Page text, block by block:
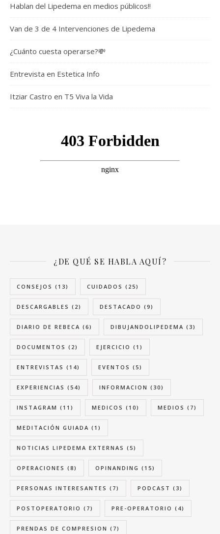
Hablan del Lipedema en medios públicos!!
Van de 3 de 4 Intervenciones de Lipedema
¿Cuánto cuesta operarse?💸
Entrevista en Estetica Info
Itziar Castro en T5 Viva la Vida
¿DE QUÉ SE HABLA AQUÍ?
CONSEJOS (13) CUIDADOS (25)
DESCARGABLES (2) DESTACADO (9)
DIARIO DE REBECA (6) DIBUJANDOLIPEDEMA (3)
DOCUMENTOS (2) EJERCICIO (1)
ENTREVISTAS (14) EVENTOS (5)
EXPERIENCIAS (54) INFORMACION (30)
INSTAGRAM (11) MEDICOS (10) MEDIOS (7)
MEDITACIÓN GUIADA (1)
NOTICIAS LIPEDEMA EXTERNAS (5)
OPERACIONES (8) OPINANDING (15)
PERSONAS INTERESANTES (7) PODCAST (3)
POSTOPERATORIO (7) PRE-OPERATORIO (4)
PRENDAS DE COMPRESION (7)